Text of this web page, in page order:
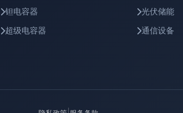
钽电容器
超级电容器
光伏储能
通信设备